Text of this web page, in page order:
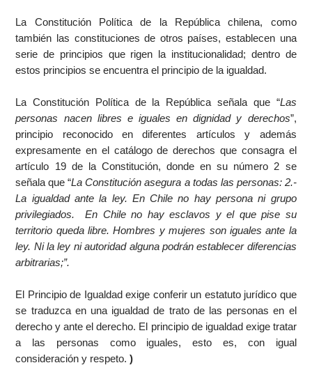
La Constitución Política de la República chilena, como
también las constituciones de otros países, establecen una
serie de principios que rigen la institucionalidad; dentro de
estos principios se encuentra el principio de la igualdad.
La Constitución Política de la República señala que “Las
personas nacen libres e iguales en dignidad y derechos”,
principio reconocido en diferentes artículos y además
expresamente en el catálogo de derechos que consagra el
artículo 19 de la Constitución, donde en su número 2 se
señala que “La Constitución asegura a todas las personas: 2.-
La igualdad ante la ley. En Chile no hay persona ni grupo
privilegiados.En Chile no hay esclavos y el que pise su
territorio queda libre. Hombres y mujeres son iguales ante la
ley. Ni la ley ni autoridad alguna podrán establecer diferencias
arbitrarias;”.
El Principio de Igualdad exige conferir un estatuto jurídico que
se traduzca en una igualdad de trato de las personas en el
derecho y ante el derecho. El principio de igualdad exige tratar
a las personas como iguales, esto es, con igual
consideración y respeto.)